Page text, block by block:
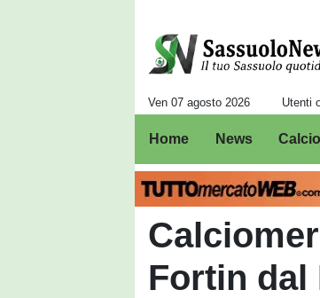
Ven 07 agosto 2026 Utenti
Home News
Fortin dal